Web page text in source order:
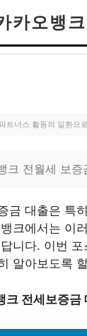
카오뱅
트너스 활동의 일환으
크 전월세 보
금 대출은 특
크에서는 이
니다. 이번
알아보도록
크 전세보증금